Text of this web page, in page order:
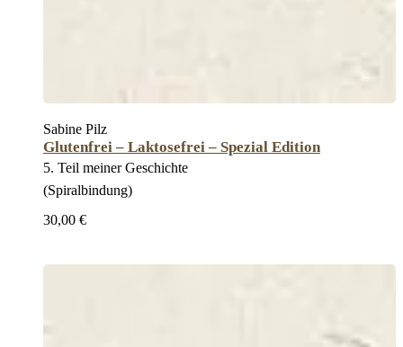
Sabine Pilz
Glutenfrei – Laktosefrei – Spezial Edition
5. Teil meiner Geschichte
(Spiralbindung)
30,00 €